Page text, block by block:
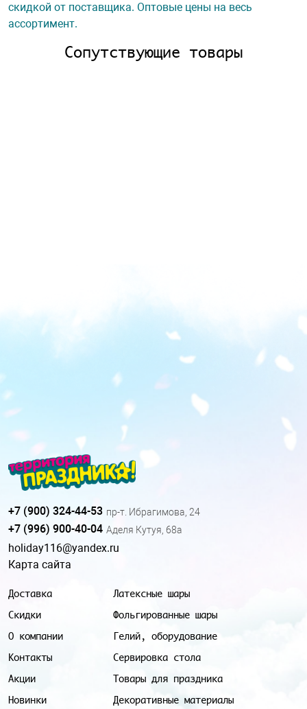
скидкой от поставщика. Оптовые цены на весь
ассортимент.
Сопутствующие товары
Доставка
Скидки
О компании
Контакты
Акции
Новинки
Латексные шары
Фольгированные шары
Гелий, оборудование
Сервировка стола
Товары для праздника
Декоративные материалы
+7 (900) 324-44-53 пр-т. Ибрагимова, 24
+7 (996) 900-40-04 Аделя Кутуя, 68а
holiday116@yandex.ru
Карта сайта